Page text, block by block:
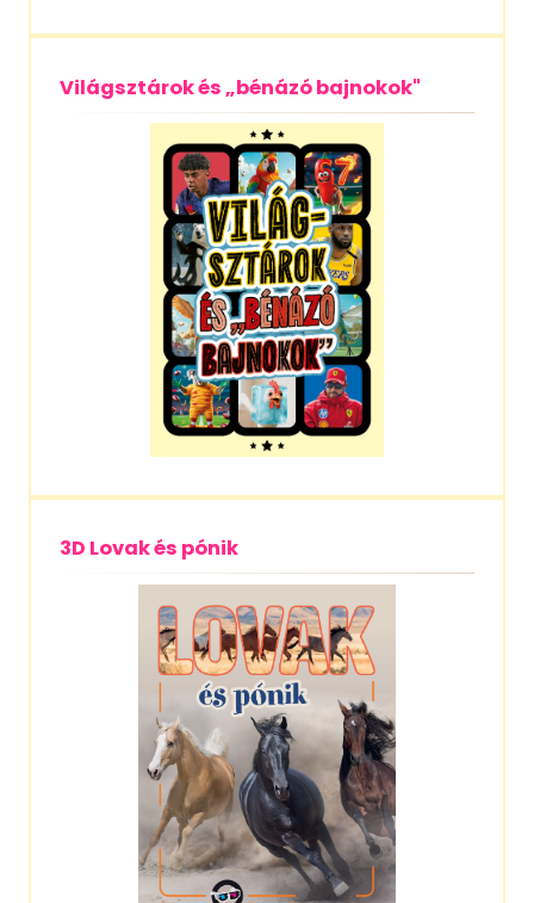
Világsztárok és „bénázó bajnokok"
3D Lovak és pónik